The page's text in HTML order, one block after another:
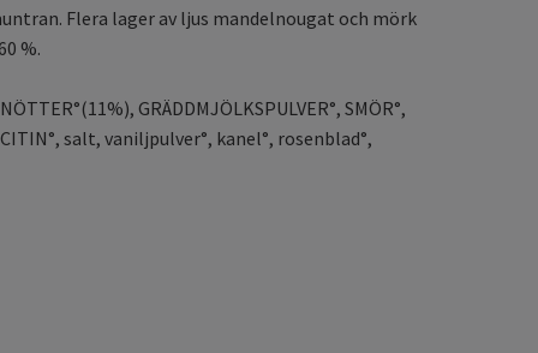
Flera lager av ljus mandelnougat och mörk
%.
GRÄDDMJÖLKSPULVER°, SMÖR°,
salt, vaniljpulver°, kanel°, rosenblad°,